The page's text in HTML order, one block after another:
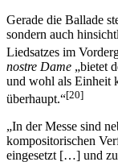
Gerade die Ballade
sondern auch
Liedsatzes im
nostre Dame „bietet
und wohl als Einheit
überhaupt.“[20]
„In der Messe sind
kompositorischen
eingesetzt […] und